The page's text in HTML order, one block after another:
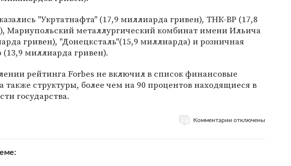
"Укртатнафта" (17,9 миллиарда гривен), ТНК-ВР (17,8
Мариупольский металлургический комбинат имени Ильича
гривен), "Донецксталь"(15,9 миллиарда) и розничная
(13,9 миллиарда гривен).
рейтинга Forbes не включил в список финансовые
также структуры, более чем на 90 процентов находящиеся в
государства.
Комментарии отключены